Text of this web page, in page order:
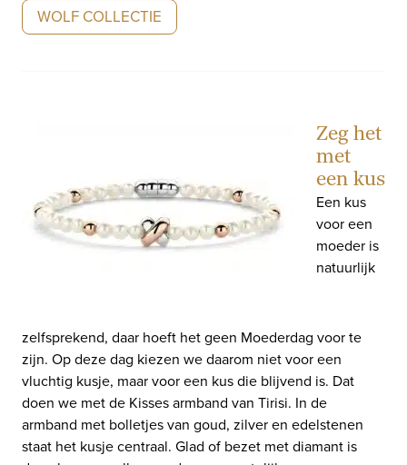
WOLF COLLECTIE
Zeg het
met
een kus
Een kus
voor een
moeder is
natuurlijk
zelfsprekend, daar hoeft het geen Moederdag voor te
zijn. Op deze dag kiezen we daarom niet voor een
vluchtig kusje, maar voor een kus die blijvend is. Dat
doen we met de Kisses armband van Tirisi. In de
armband met bolletjes van goud, zilver en edelstenen
staat het kusje centraal. Glad of bezet met diamant is